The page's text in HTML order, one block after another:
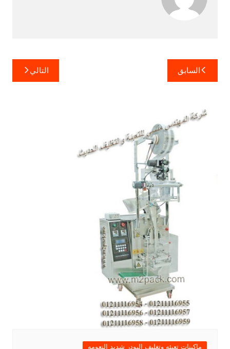
تصفّح
المقالات
السابق التالي
ماكينات تعبئه وتغليف البودر شديد النعومه